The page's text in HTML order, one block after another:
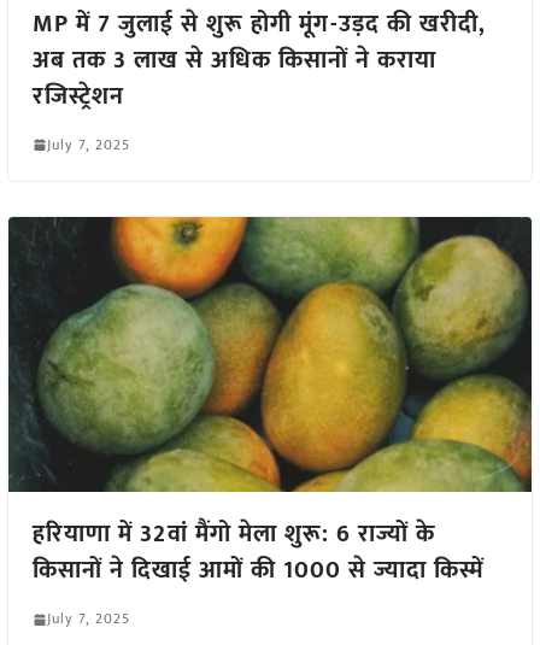
MP में 7 जुलाई से शुरू होगी मूंग-उड़द की खरीदी,
अब तक 3 लाख से अधिक किसानों ने कराया
रजिस्ट्रेशन
July 7, 2025
हरियाणा में 32वां मैंगो मेला शुरू: 6 राज्यों के
किसानों ने दिखाई आमों की 1000 से ज्यादा किस्में
July 7, 2025